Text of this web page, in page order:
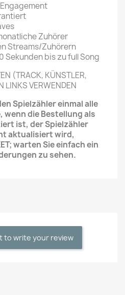
Zuhörer
Streams/Zuhörern
Sekunden bis zu full Song
(TRACK, KÜNSTLER,
LINKS VERWENDEN
Spielzähler einmal alle
wenn die Bestellung als
ist, der Spielzähler
aktualisiert wird,
warten Sie einfach ein
zu sehen.
to write your review